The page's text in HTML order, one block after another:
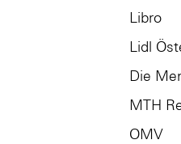
Libro
Lidl
Die
MTH
OMV